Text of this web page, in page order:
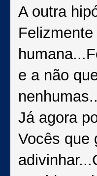
A outra
e a não
Já agora
Vocês que